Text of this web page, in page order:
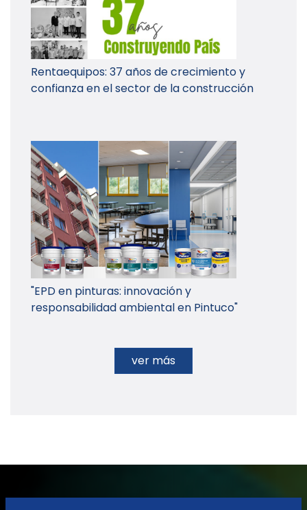
Rentaequipos: 37 años de crecimiento y
confianza en el sector de la construcción
"EPD en pinturas: innovación y
responsabilidad ambiental en Pintuco"
ver más